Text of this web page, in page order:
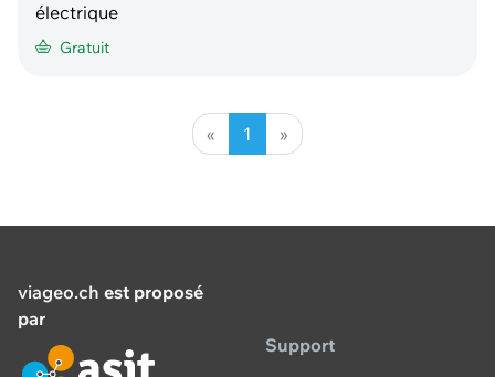
électrique
Gratuit
« 1 »
viageo.ch est proposé
par
Support